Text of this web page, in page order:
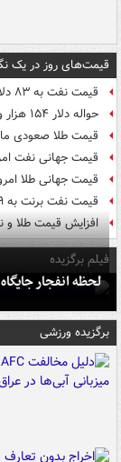
قیمت‌های روز در یک
قیمت نفت به ۸۳ دلار و ۵۵ سنت در هر بشکه رسید
حواله دلار ۱۵۴ هزار و ۴۵۱ تومان شد
قیمت طلا صعودی
قیمت جهانی نفت امروز ۱۶
قیمت جهانی طلا امروز ۱۵
قیمت نفت برنت به ۷۹ دلار رسید
افزایش قیمت طلا و
فیلم برگزیده
لحظه انفجار جایگاه CNG "صحنه" در دوربین مداربسته
برگزیده ورزشی